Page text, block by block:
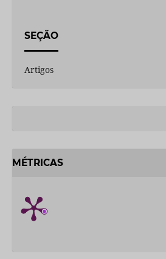
SEÇÃO
Artigos
MÉTRICAS